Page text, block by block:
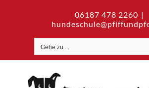
springen
06187 478 2260 |
Gehe zu ...